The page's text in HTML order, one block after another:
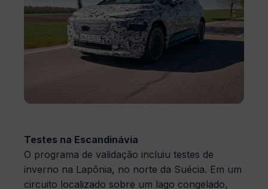
Testes na Escandinávia
O programa de validação incluiu testes de
inverno na Lapônia, no norte da Suécia. Em um
circuito localizado sobre um lago congelado,